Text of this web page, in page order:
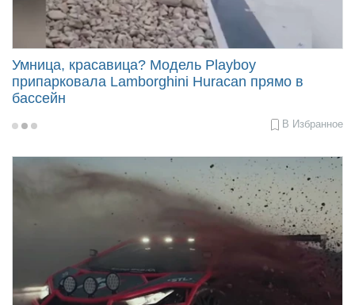
Продать авто
Умница, красавица? Модель Playboy
припарковала Lamborghini Huracan прямо в
бассейн
2019-
В Избранное